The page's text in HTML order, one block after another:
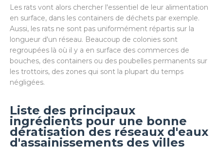
Les rats vont alors chercher l'essentiel de leur alimentation
en surface, dans les containers de déchets par exemple.
Aussi, les rats ne sont pas uniformément répartis sur la
longueur d'un réseau. Beaucoup de colonies sont
regroupées là où il y a en surface des commerces de
bouches, des containers ou des poubelles permanents sur
les trottoirs, des zones qui sont la plupart du temps
négligées.
Liste des principaux
ingrédients pour une bonne
dératisation des réseaux d'eaux
d'assainissements des villes